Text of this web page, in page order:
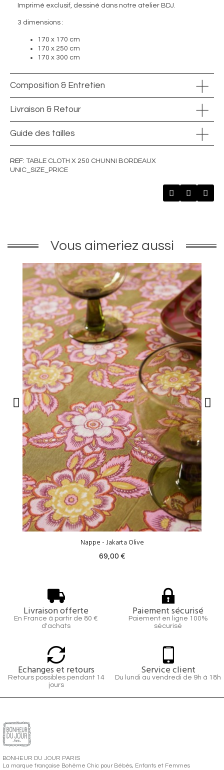
Imprimé exclusif, dessiné dans notre atelier BDJ.
3 dimensions :
170 x 170 cm
170 x 250 cm
170 x 300 cm
Composition & Entretien
Livraison & Retour
Guide des tailles
REF TABLE CLOTH X 250 CHUNNI BORDEAUX
UNIC_SIZE_PRICE
Vous aimeriez aussi
Nappe - Jakarta Olive
69,00 €
Livraison offerte
En France à partir de 80 €
d'achats
Paiement sécurisé
Paiement en ligne 100%
sécurisé
Echanges et retours
Retours possibles pendant 14
jours
Service client
Du lundi au vendredi de 9h à 18h
BONHEUR DU JOUR PARIS
La marque française Bohème Chic pour Bébés, Enfants et Femmes